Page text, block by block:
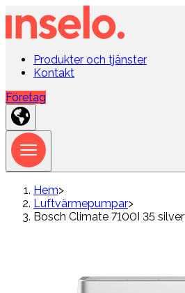
Produkter och tjänster
Kontakt
Företag
Hem>
Luftvärmepumpar>
Bosch Climate 7100I 35 silver